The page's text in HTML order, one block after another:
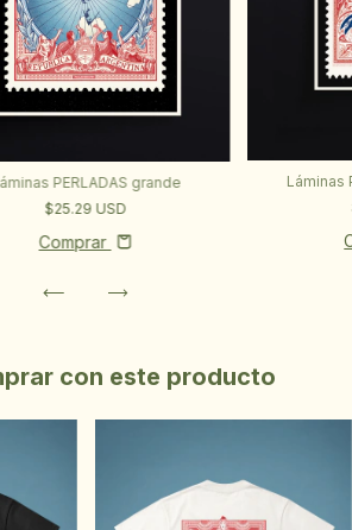
PERLADAS grande
$25.29 USD
Comprar
Láminas
con este producto